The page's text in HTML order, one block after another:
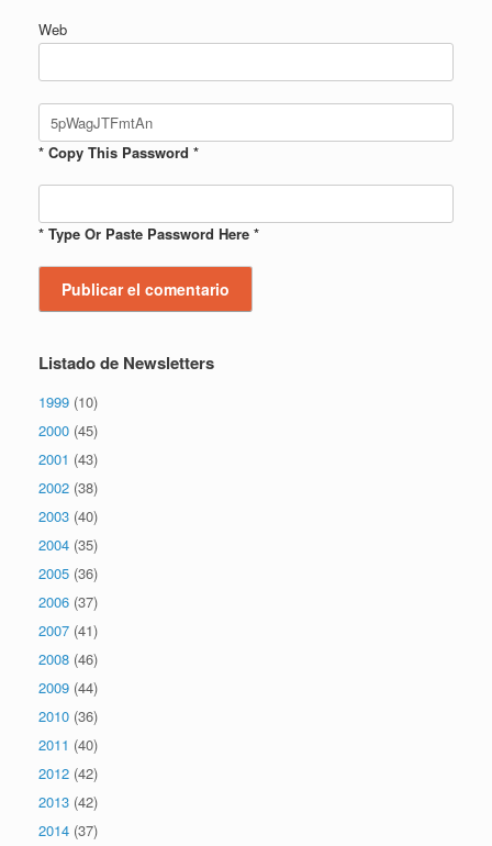
Web
* Copy This Password *
* Type Or Paste Password Here *
Listado de Newsletters
1999 (10)
2000 (45)
2001 (43)
2002 (38)
2003 (40)
2004 (35)
2005 (36)
2006 (37)
2007 (41)
2008 (46)
2009 (44)
2010 (36)
2011 (40)
2012 (42)
2013 (42)
2014 (37)